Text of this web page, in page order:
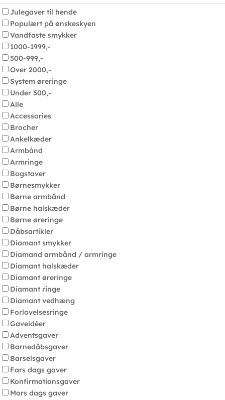
Julegaver til hende
Populært på ønskeskyen
Vandfaste smykker
1000-1999,-
500-999,-
Over 2000,-
System øreringe
Under 500,-
Alle
Accessories
Brocher
Ankelkæder
Armbånd
Armringe
Bogstaver
Børnesmykker
Børne armbånd
Børne halskæder
Børne øreringe
Dåbsartikler
Diamant smykker
Diamand armbånd / armringe
Diamant halskæder
Diamant øreringe
Diamant ringe
Diamant vedhæng
Forlovelsesringe
Gaveidéer
Adventsgaver
Barnedåbsgaver
Barselsgaver
Fars dags gaver
Konfirmationsgaver
Mors dags gaver